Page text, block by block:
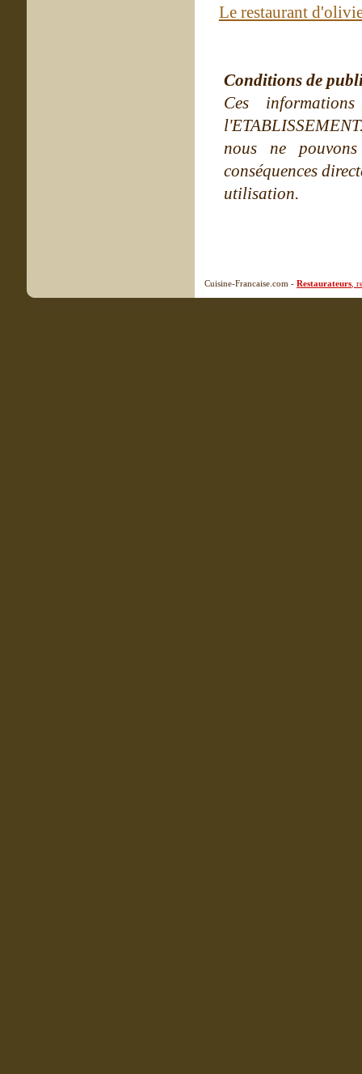
Le restaurant
Conditions de
Ces
nous ne
conséquences
utilisation.
Cuisine-Francaise.com - Restaurateurs ,